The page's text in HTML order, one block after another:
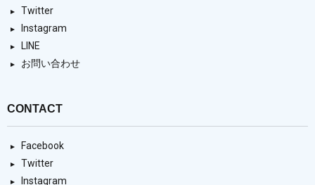
Twitter
Instagram
LINE
お問い合わせ
CONTACT
Facebook
Twitter
Instagram